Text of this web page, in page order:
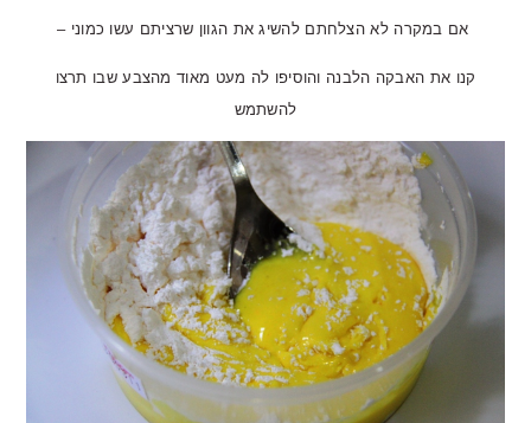
אם במקרה לא הצלחתם להשיג את הגוון שרציתם עשו כמוני –
קנו את האבקה הלבנה והוסיפו לה מעט מאוד מהצבע שבו תרצו
להשתמש